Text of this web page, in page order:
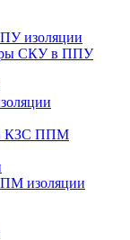
изоляции
СКУ в ППУ
КЗС ППМ
изоляции